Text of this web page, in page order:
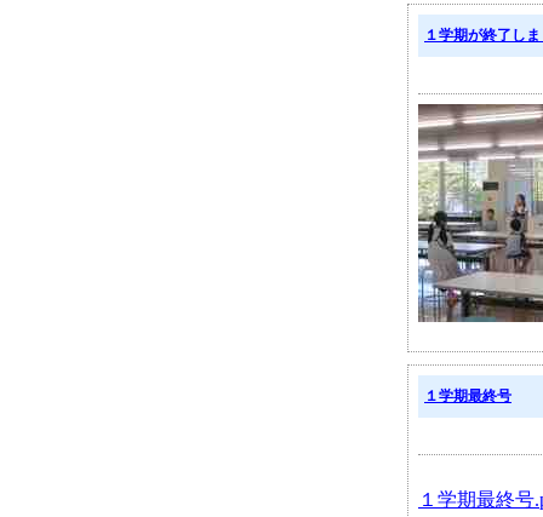
１学期が終了し
１学期最終号
１学期最終号